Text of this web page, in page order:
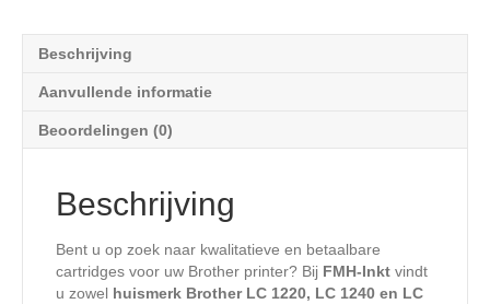
Beschrijving
Aanvullende informatie
Beoordelingen (0)
Beschrijving
Bent u op zoek naar kwalitatieve en betaalbare
cartridges voor uw Brother printer? Bij FMH-Inkt vindt
u zowel huismerk Brother LC 1220, LC 1240 en LC